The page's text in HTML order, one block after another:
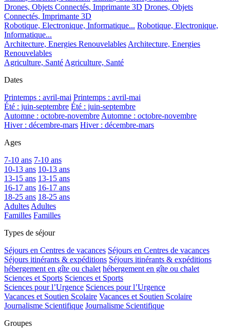
Drones, Objets Connectés, Imprimante 3D Drones, Objets
Connectés, Imprimante 3D
Robotique, Electronique, Informatique... Robotique, Electronique,
Informatique...
Architecture, Energies RenouvelablesArchitecture, Energies
Renouvelables
Agriculture, SantéAgriculture, Santé
Dates
Printemps : avril-mai Printemps : avril-mai
Été : juin-septembre Été : juin-septembre
Automne : octobre-novembreAutomne : octobre-novembre
Hiver : décembre-mars Hiver : décembre-mars
Ages
7-10 ans 7-10 ans
10-13 ans 10-13 ans
13-15 ans 13-15 ans
16-17 ans 16-17 ans
18-25 ans 18-25 ans
AdultesAdultes
Familles Familles
Types de séjour
Séjours en Centres de vacances Séjours en Centres de vacances
Séjours itinérants & expéditions Séjours itinérants & expéditions
hébergement en gîte ou chalet hébergement en gîte ou chalet
Sciences et Sports Sciences et Sports
Sciences pour l’Urgence Sciences pour l’Urgence
Vacances et Soutien Scolaire Vacances et Soutien Scolaire
Journalisme Scientifique Journalisme Scientifique
Groupes